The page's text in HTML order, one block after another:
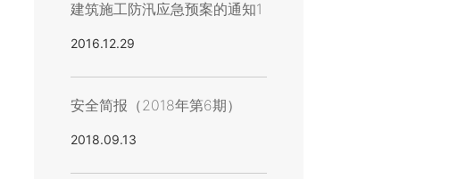
建筑施工防汛应急预案的通知1
2016.12.29
安全简报（2018年第6期）
2018.09.13